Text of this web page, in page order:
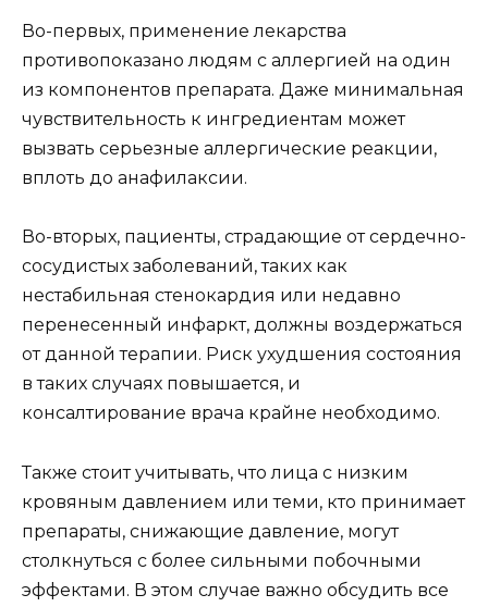
Во-первых, применение лекарства
противопоказано людям с аллергией на один
из компонентов препарата. Даже минимальная
чувствительность к ингредиентам может
вызвать серьезные аллергические реакции,
вплоть до анафилаксии.
Во-вторых, пациенты, страдающие от сердечно-
сосудистых заболеваний, таких как
нестабильная стенокардия или недавно
перенесенный инфаркт, должны воздержаться
от данной терапии. Риск ухудшения состояния
в таких случаях повышается, и
консалтирование врача крайне необходимо.
Также стоит учитывать, что лица с низким
кровяным давлением или теми, кто принимает
препараты, снижающие давление, могут
столкнуться с более сильными побочными
эффектами. В этом случае важно обсудить все